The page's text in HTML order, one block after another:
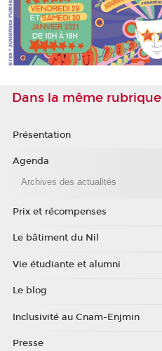
Dans la même rubrique
Présentation
Agenda
Archives des actualités
Prix et récompenses
Le bâtiment du Nil
Vie étudiante et alumni
Le blog
Inclusivité au Cnam-Enjmin
Presse